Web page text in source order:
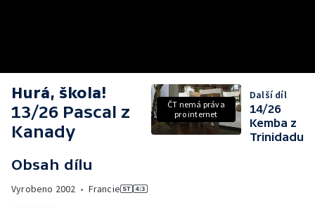
Hurá, škola!
13/26 Pascal z
Kanady
Obsah dílu
Vyrobeno 2002 • Francie
ČT nemá práva
pro internet
Další díl
14/26
Kemba z
Trinidadu